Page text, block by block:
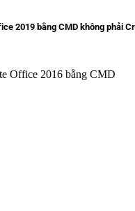
2019 bằng CMD không phải